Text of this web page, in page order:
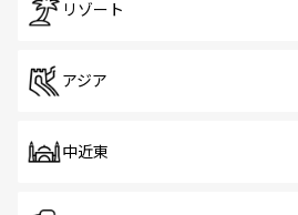
リゾート
アジア
中近東